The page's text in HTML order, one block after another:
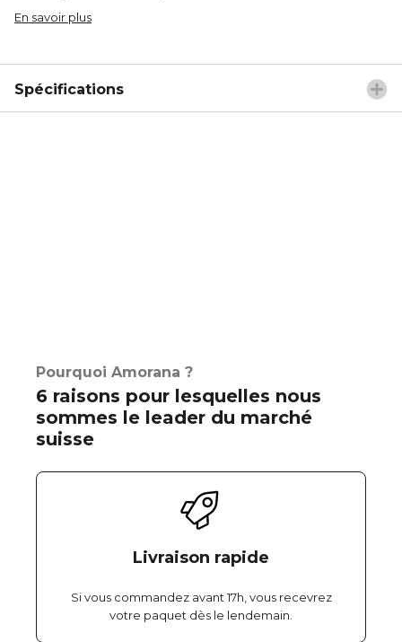
En savoir plus
Spécifications
Pourquoi Amorana ?
6 raisons pour lesquelles nous
sommes le leader du marché
suisse
Livraison rapide
Si vous commandez avant 17h, vous recevrez
votre paquet dès le lendemain.